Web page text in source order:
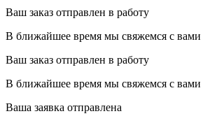
Ваш заказ отправлен в работу
В ближайшее время мы свяжемся с вами
Ваш заказ отправлен в работу
В ближайшее время мы свяжемся с вами
Ваша заявка отправлена